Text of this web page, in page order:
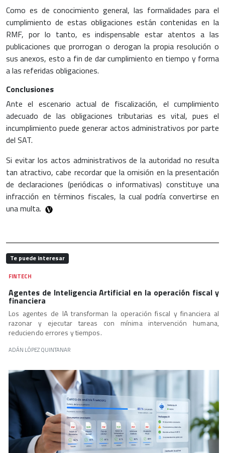
Como es de conocimiento general, las formalidades para el
cumplimiento de estas obligaciones están contenidas en la
RMF, por lo tanto, es indispensable estar atentos a las
publicaciones que prorrogan o derogan la propia resolución o
sus anexos, esto a fin de dar cumplimiento en tiempo y forma
a las referidas obligaciones.
Conclusiones
Ante el escenario actual de fiscalización, el cumplimiento
adecuado de las obligaciones tributarias es vital, pues el
incumplimiento puede generar actos administrativos por parte
del SAT.
Si evitar los actos administrativos de la autoridad no resulta
tan atractivo, cabe recordar que la omisión en la presentación
de declaraciones (periódicas o informativas) constituye una
infracción en términos fiscales, la cual podría convertirse en
una multa.
Te puede interesar
FINTECH
Agentes de Inteligencia Artificial en la operación fiscal y
financiera
Los agentes de IA transforman la operación fiscal y financiera al
razonar y ejecutar tareas con mínima intervención humana,
reduciendo errores y tiempos.
ADÁN LÓPEZ QUINTANAR